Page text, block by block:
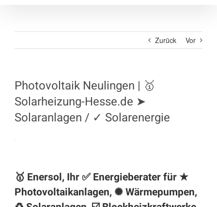
Zurück Vor
Photovoltaik Neulingen | 🥇
Solarheizung-Hesse.de ➤
Solaranlagen / ✓ Solarenergie
🥇 Enersol, Ihr ✅ Energieberater für ★
Photovoltaikanlagen, ✺ Wärmepumpen,